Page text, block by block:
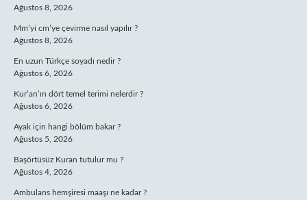
Ağustos 8, 2026
Mm’yi cm’ye çevirme nasıl yapılır ?
Ağustos 8, 2026
En uzun Türkçe soyadı nedir ?
Ağustos 6, 2026
Kur’an’ın dört temel terimi nelerdir ?
Ağustos 6, 2026
Ayak için hangi bölüm bakar ?
Ağustos 5, 2026
Başörtüsüz Kuran tutulur mu ?
Ağustos 4, 2026
Ambulans hemşiresi maaşı ne kadar ?